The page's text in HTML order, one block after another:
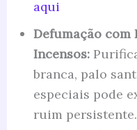
aqui
Defumação com
Incensos:
branca, palo
especiais pode
ruim persistente.